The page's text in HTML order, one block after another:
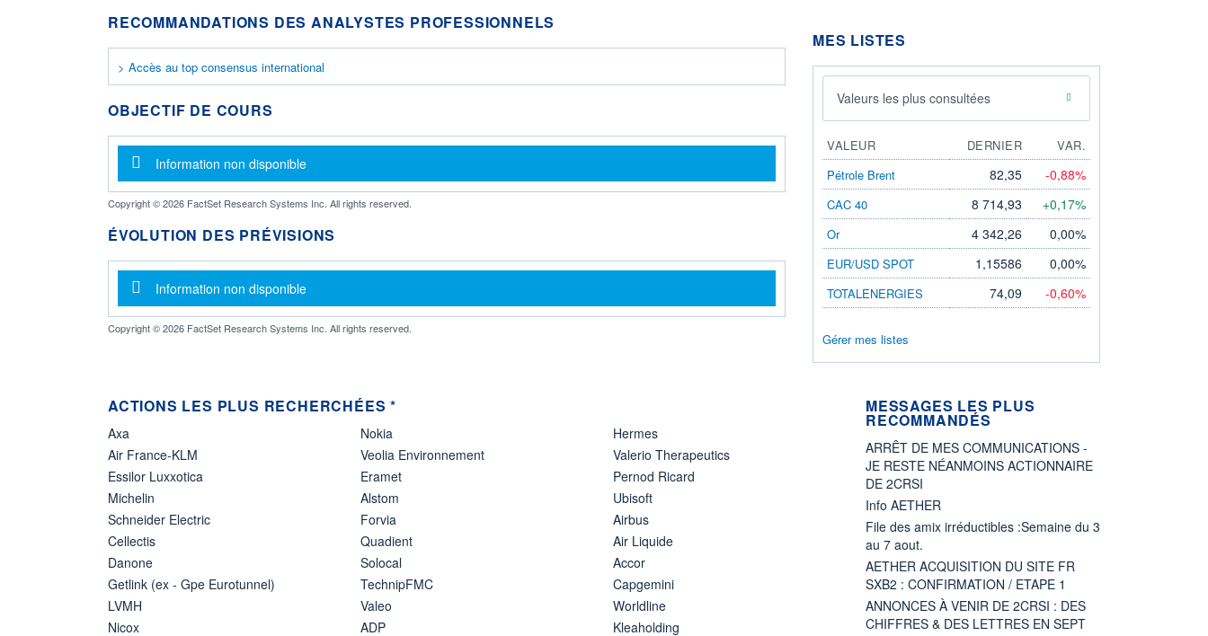
RECOMMANDATIONS DES ANALYSTES PROFESSIONNELS
> Accès au top consensus international
OBJECTIF DE COURS
Message d'information
Information non disponible
Copyright © 2026 FactSet Research Systems Inc. All rights reserved.
ÉVOLUTION DES PRÉVISIONS
Message d'information
Information non disponible
Copyright © 2026 FactSet Research Systems Inc. All rights reserved.
MES LISTES
Valeurs les plus consultées
VALEUR DERNIER
VAR.
Pétrole Brent
82,35 -0,88%
CAC 40 8 714,93 +0,17%
Or 4 342,26 0,00%
EUR/USD SPOT 1,15586 0,00%
TOTALENERGIES 74,09 -0,60%
Gérer mes listes
ACTIONS LES PLUS RECHERCHÉES *
Axa
Air France-KLM
Essilor Luxxotica
Michelin
Schneider Electric
Cellectis
Danone
Getlink (ex - Gpe Eurotunnel)
LVMH
Nicox
Nokia
Veolia Environnement
Eramet
Alstom
Forvia
Quadient
Solocal
TechnipFMC
Valeo
ADP
Hermes
Valerio Therapeutics
Pernod Ricard
Ubisoft
Airbus
Air Liquide
Accor
Capgemini
Worldline
Kleaholding
MESSAGES LES PLUS
RECOMMANDÉS
ARRÊT DE MES COMMUNICATIONS -
JE RESTE NÉANMOINS ACTIONNAIRE
DE 2CRSI
Info AETHER
File des amix irréductibles :Semaine du 3
au 7 aout.
AETHER ACQUISITION DU SITE FR
SXB2 : CONFIRMATION / ETAPE 1
ANNONCES À VENIR DE 2CRSI : DES
CHIFFRES & DES LETTRES EN SEPT